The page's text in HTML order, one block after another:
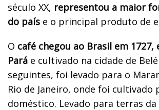
século XX, representou a maior
do país e o principal produto de
O café chegou ao Brasil em
Pará e cultivado na cidade de
seguintes, foi levado para o
Rio de Janeiro, onde foi cultivado
doméstico. Levado para terras da